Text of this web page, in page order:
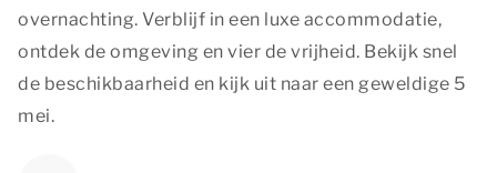
overnachting. Verblijf in een luxe accommodatie,
ontdek de omgeving en vier de vrijheid. Bekijk snel
de beschikbaarheid en kijk uit naar een geweldige 5
mei.